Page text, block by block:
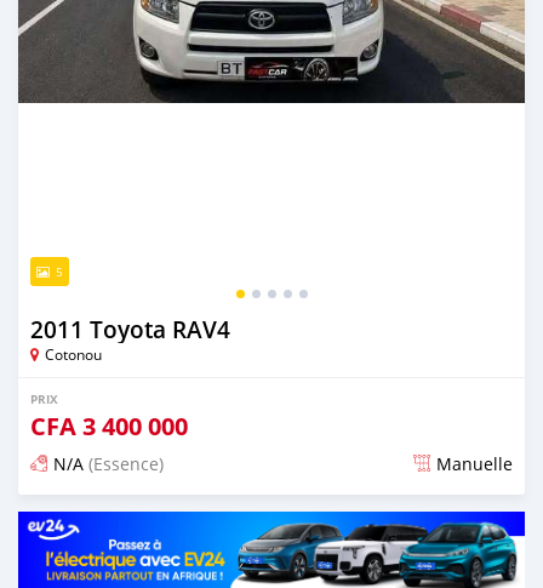
5
2011 Toyota RAV4
Cotonou
PRIX
CFA3 400 000
N/A (Essence) Manuelle
Publié il y a 4 jours